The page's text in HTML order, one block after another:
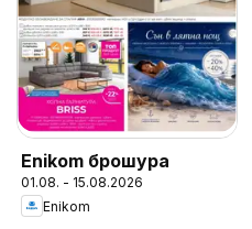
Enikom брошура
01.08. - 15.08.2026
Enikom